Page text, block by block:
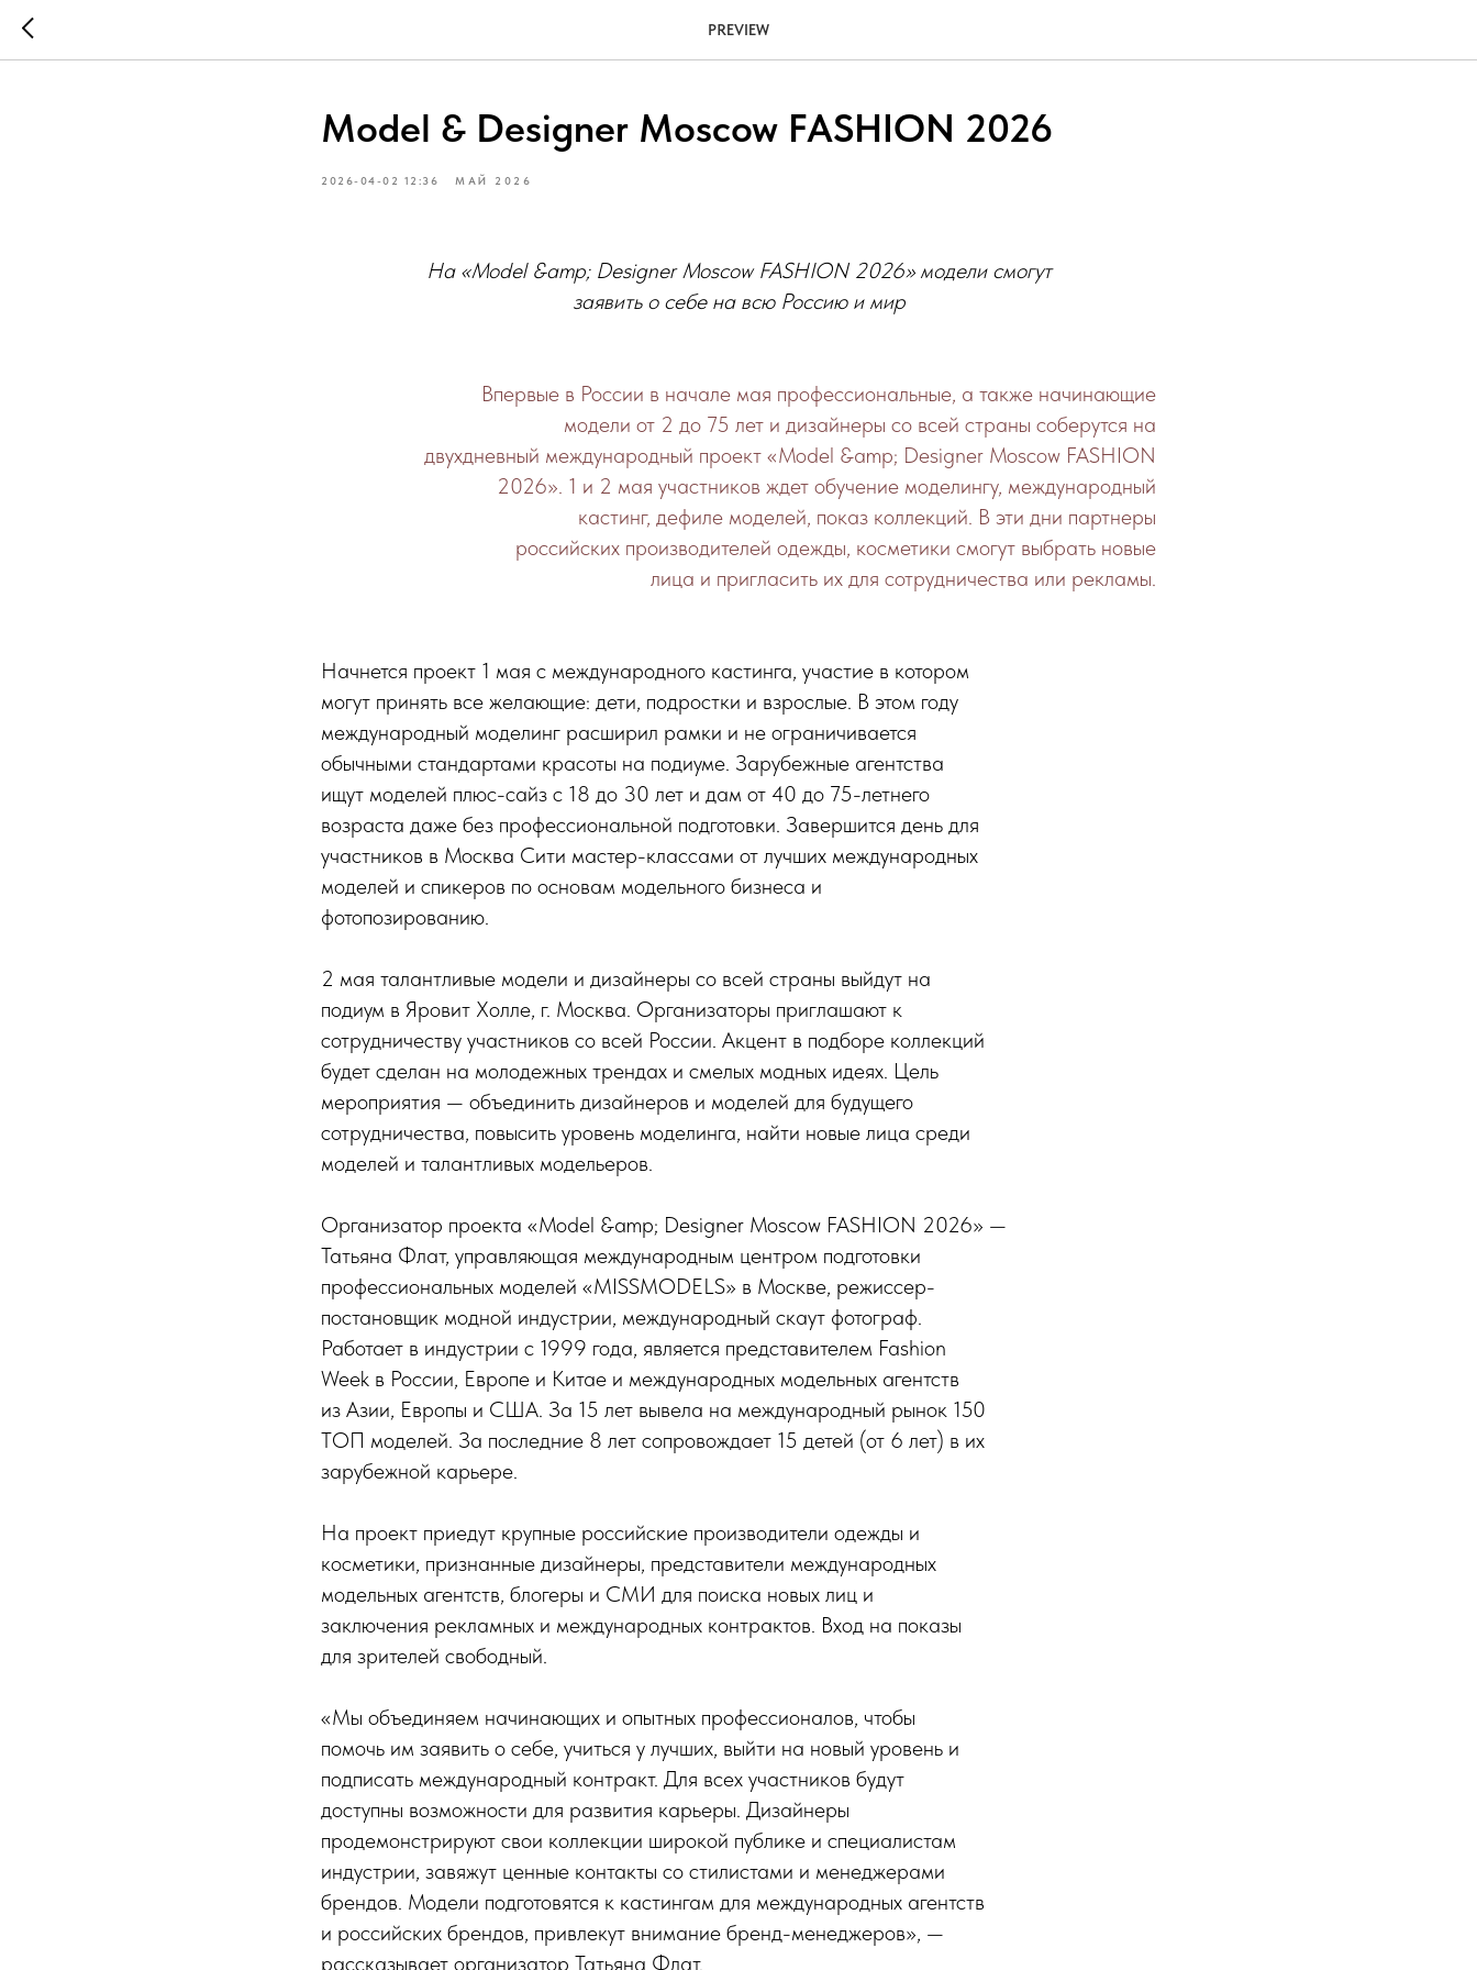
PREVIEW
Model & Designer Moscow FASHION 2026
2026-04-02 12:36 МАЙ 2026
На «Model &amp; Designer Moscow FASHION 2026» модели смогут
заявить о себе на всю Россию и мир
Впервые в России в начале мая профессиональные, а также начинающие
модели от 2 до 75 лет и дизайнеры со всей страны соберутся на
двухдневный международный проект «Model &amp; Designer Moscow FASHION
2026». 1 и 2 мая участников ждет обучение моделингу, международный
кастинг, дефиле моделей, показ коллекций. В эти дни партнеры
российских производителей одежды, косметики смогут выбрать новые
лица и пригласить их для сотрудничества или рекламы.
Начнется проект 1 мая с международного кастинга, участие в котором
могут принять все желающие: дети, подростки и взрослые. В этом году
международный моделинг расширил рамки и не ограничивается
обычными стандартами красоты на подиуме. Зарубежные агентства
ищут моделей плюс-сайз c 18 до 30 лет и дам от 40 до 75-летнего
возраста даже без профессиональной подготовки. Завершится день для
участников в Москва Сити мастер-классами от лучших международных
моделей и спикеров по основам модельного бизнеса и
фотопозированию.
2 мая талантливые модели и дизайнеры со всей страны выйдут на
подиум в Яровит Холле, г. Москва. Организаторы приглашают к
сотрудничеству участников со всей России. Акцент в подборе коллекций
будет сделан на молодежных трендах и смелых модных идеях. Цель
мероприятия — объединить дизайнеров и моделей для будущего
сотрудничества, повысить уровень моделинга, найти новые лица среди
моделей и талантливых модельеров.
Организатор проекта «Model &amp; Designer Moscow FASHION 2026» —
Татьяна Флат, управляющая международным центром подготовки
профессиональных моделей «MISSMODELS» в Москве, режиссер-
постановщик модной индустрии, международный скаут фотограф.
Работает в индустрии с 1999 года, является представителем Fashion
Week в России, Европе и Китае и международных модельных агентств
из Азии, Европы и США. За 15 лет вывела на международный рынок 150
ТОП моделей. За последние 8 лет сопровождает 15 детей (от 6 лет) в их
зарубежной карьере.
На проект приедут крупные российские производители одежды и
косметики, признанные дизайнеры, представители международных
модельных агентств, блогеры и СМИ для поиска новых лиц и
заключения рекламных и международных контрактов. Вход на показы
для зрителей свободный.
«Мы объединяем начинающих и опытных профессионалов, чтобы
помочь им заявить о себе, учиться у лучших, выйти на новый уровень и
подписать международный контракт. Для всех участников будут
доступны возможности для развития карьеры. Дизайнеры
продемонстрируют свои коллекции широкой публике и специалистам
индустрии, завяжут ценные контакты со стилистами и менеджерами
брендов. Модели подготовятся к кастингам для международных агентств
и российских брендов, привлекут внимание бренд-менеджеров», —
рассказывает организатор Татьяна Флат.